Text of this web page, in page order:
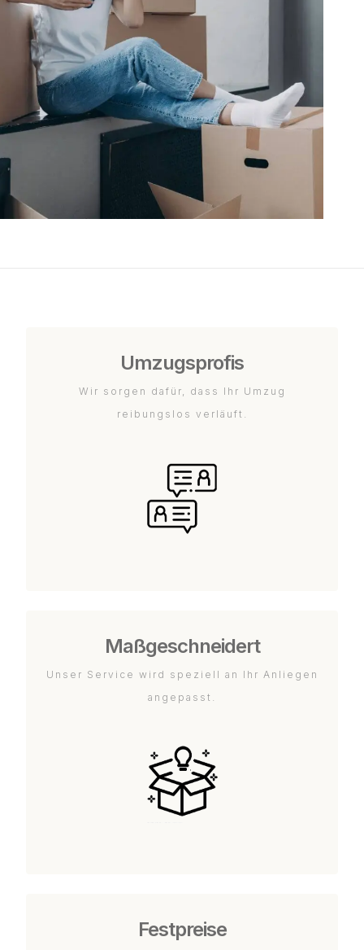
Umzugsprofis
Wir sorgen dafür, dass Ihr Umzug
reibungslos verläuft.
Maßgeschneidert
Unser Service wird speziell an Ihr Anliegen
angepasst.
Festpreise